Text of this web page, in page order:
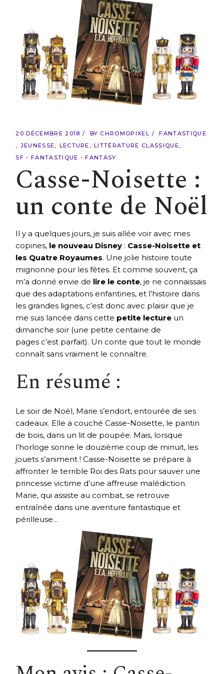
20 DÉCEMBRE 2018 BY CHROMOPIXEL
FANTASTIQUE
JEUNESSE
LECTURE
LITTÉRATURE CLASSIQUE
SF - FANTASTIQUE - FANTASY
Casse-Noisette :
un conte de Noël
Il y a quelques jours, je suis allée voir avec mes
copines, le nouveau Disney : Casse-Noisette et
les Quatre Royaumes. Une jolie histoire toute
mignonne pour les fêtes. Et comme souvent, ça
m’a donné envie de lire le conte, je ne connaissais
que des adaptations enfantines, et l’histoire dans
les grandes lignes, c’est donc avec plaisir que je
me suis lancée dans cette petite lecture un
dimanche soir (une petite centaine de
pages c’est parfait). Un conte que tout le monde
connaît sans vraiment le connaître.
En résumé :
Le soir de Noël, Marie s’endort, entourée de ses
cadeaux. Elle a couché Casse-Noisette, le pantin
de bois, dans un lit de poupée. Mais, lorsque
l’horloge sonne le douzième coup de minuit, les
jouets s’animent ! Casse-Noisette se prépare à
affronter le terrible Roi des Rats pour sauver une
princesse victime d’une affreuse malédiction.
Marie, qui assiste au combat, se retrouve
entraînée dans une aventure fantastique et
périlleuse…